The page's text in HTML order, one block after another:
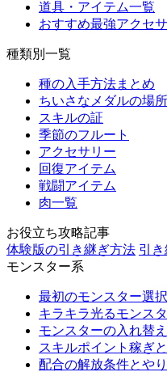
道具・アイテム一覧
おすすめ最強アクセ
種類別一覧
種の入手方法まとめ
ちいさなメダルの場所
スキルの証
季節のフルート
アクセサリー
回復アイテム
戦闘アイテム
肉一覧
お役立ち攻略記事
体験版の引き継ぎ方法 引
モンスター系
最初のモンスター選択
キラキラ光るモンス
モンスターの入れ替
スキルポイント稼ぎ
配合の解放条件とや